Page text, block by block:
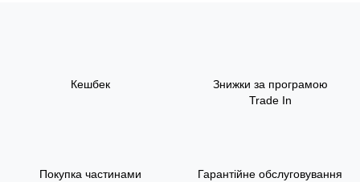
Кешбек
Знижки за програмою
Trade In
Покупка частинами
Гарантійне обслуговування